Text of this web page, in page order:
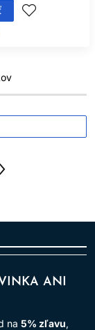
Nasledujúca
ANI
na 5% zľavu,